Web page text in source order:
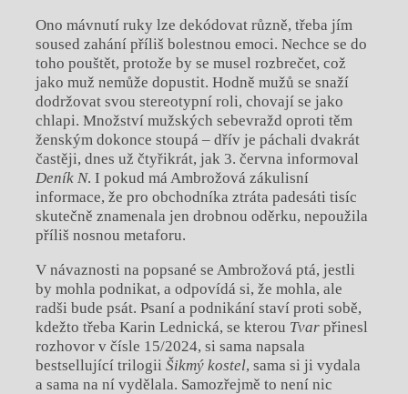
Ono mávnutí ruky lze dekódovat různě, třeba jím
soused zahání příliš bolestnou emoci. Nechce se do
toho pouštět, protože by se musel rozbrečet, což
jako muž nemůže dopustit. Hodně mužů se snaží
dodržovat svou stereotypní roli, chovají se jako
chlapi. Množství mužských sebevražd oproti těm
ženským dokonce stoupá – dřív je páchali dvakrát
častěji, dnes už čtyřikrát, jak 3. června informoval
Deník N. I pokud má Ambrožová zákulisní
informace, že pro obchodníka ztráta padesáti tisíc
skutečně znamenala jen drobnou oděrku, nepoužila
příliš nosnou metaforu.
V návaznosti na popsané se Ambrožová ptá, jestli
by mohla podnikat, a odpovídá si, že mohla, ale
radši bude psát. Psaní a podnikání staví proti sobě,
kdežto třeba Karin Lednická, se kterou Tvarpřinesl
rozhovor v čísle 15/2024, si sama napsala
bestsellující trilogii Šikmý kostel, sama si ji vydala
a sama na ní vydělala. Samozřejmě to není nic